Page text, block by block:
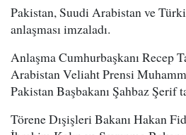
Pakistan, Suudi Arabistan ve
anlaşması imzaladı.
Anlaşma Cumhurbaşkanı Recep
Arabistan Veliaht Prensi
Pakistan Başbakanı Şahbaz Şerif
Törene Dışişleri Bakanı Hakan